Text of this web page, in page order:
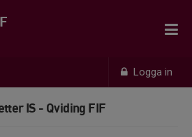
Logga in
IS - Qviding FIF